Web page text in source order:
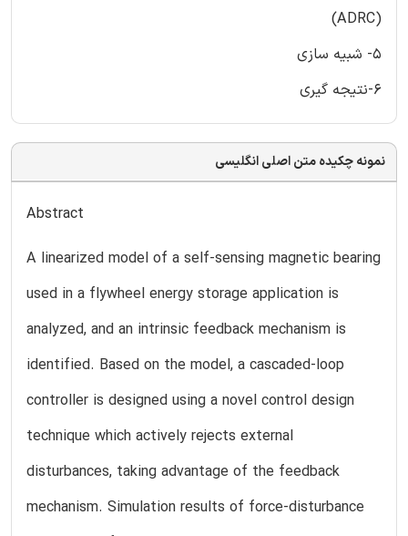
(ADRC)
5- شبیه سازی
6-نتیجه گیری
نمونه چکیده متن اصلی انگلیسی
Abstract
A linearized model of a self-sensing magnetic bearing
used in a flywheel energy storage application is
analyzed, and an intrinsic feedback mechanism is
identified. Based on the model, a cascaded-loop
controller is designed using a novel control design
technique which actively rejects external
disturbances, taking advantage of the feedback
mechanism. Simulation results of force-disturbance